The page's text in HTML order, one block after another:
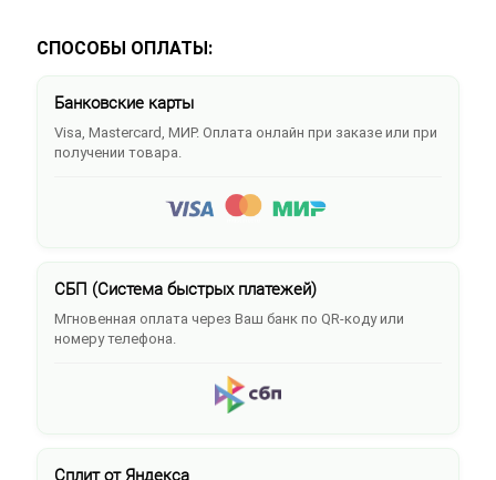
СПОСОБЫ ОПЛАТЫ:
Банковские карты
Visa, Mastercard, МИР. Оплата онлайн при заказе или при
получении товара.
СБП (Система быстрых платежей)
Мгновенная оплата через Ваш банк по QR-коду или
номеру телефона.
Сплит от Яндекса